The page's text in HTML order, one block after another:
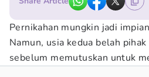
Pernikahan mungkin jadi
Namun, usia kedua belah
sebelum memutuskan untuk